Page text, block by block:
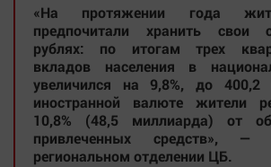
Мнения
Технологии
Отраслевые темы
Hедвижимость
«На протяжении года
предпочитали хранить свои
рублях: по итогам трех
вкладов населения в
увеличился на 9,8%, до
иностранной валюте жители
10,8% (48,5 миллиарда) от
привлеченных средств»,
региональном отделении ЦБ.